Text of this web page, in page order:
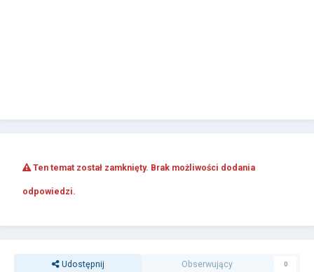
Ten temat został zamknięty. Brak możliwości dodania
odpowiedzi.
Udostępnij Obserwujący 0